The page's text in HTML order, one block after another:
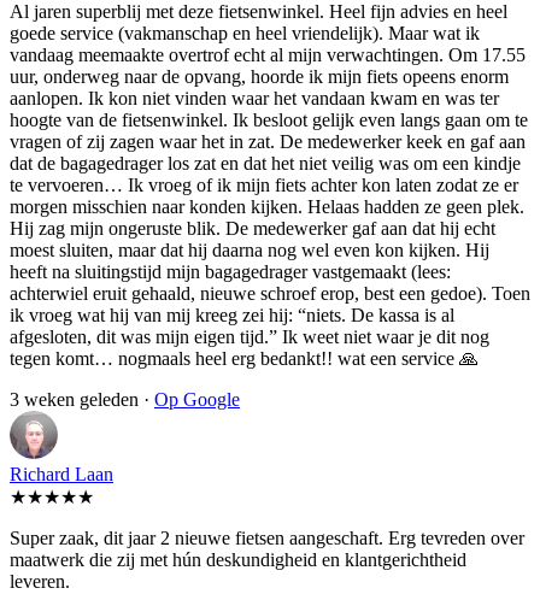
Al jaren superblij met deze fietsenwinkel. Heel fijn advies en heel
goede service (vakmanschap en heel vriendelijk). Maar wat ik
vandaag meemaakte overtrof echt al mijn verwachtingen. Om 17.55
uur, onderweg naar de opvang, hoorde ik mijn fiets opeens enorm
aanlopen. Ik kon niet vinden waar het vandaan kwam en was ter
hoogte van de fietsenwinkel. Ik besloot gelijk even langs gaan om te
vragen of zij zagen waar het in zat. De medewerker keek en gaf aan
dat de bagagedrager los zat en dat het niet veilig was om een kindje
te vervoeren… Ik vroeg of ik mijn fiets achter kon laten zodat ze er
morgen misschien naar konden kijken. Helaas hadden ze geen plek.
Hij zag mijn ongeruste blik. De medewerker gaf aan dat hij echt
moest sluiten, maar dat hij daarna nog wel even kon kijken. Hij
heeft na sluitingstijd mijn bagagedrager vastgemaakt (lees:
achterwiel eruit gehaald, nieuwe schroef erop, best een gedoe). Toen
ik vroeg wat hij van mij kreeg zei hij: “niets. De kassa is al
afgesloten, dit was mijn eigen tijd.” Ik weet niet waar je dit nog
tegen komt… nogmaals heel erg bedankt!! wat een service 🙏
3 weken geleden · Op Google
Richard Laan
★★★★★
Super zaak, dit jaar 2 nieuwe fietsen aangeschaft. Erg tevreden over
maatwerk die zij met hún deskundigheid en klantgerichtheid
leveren.